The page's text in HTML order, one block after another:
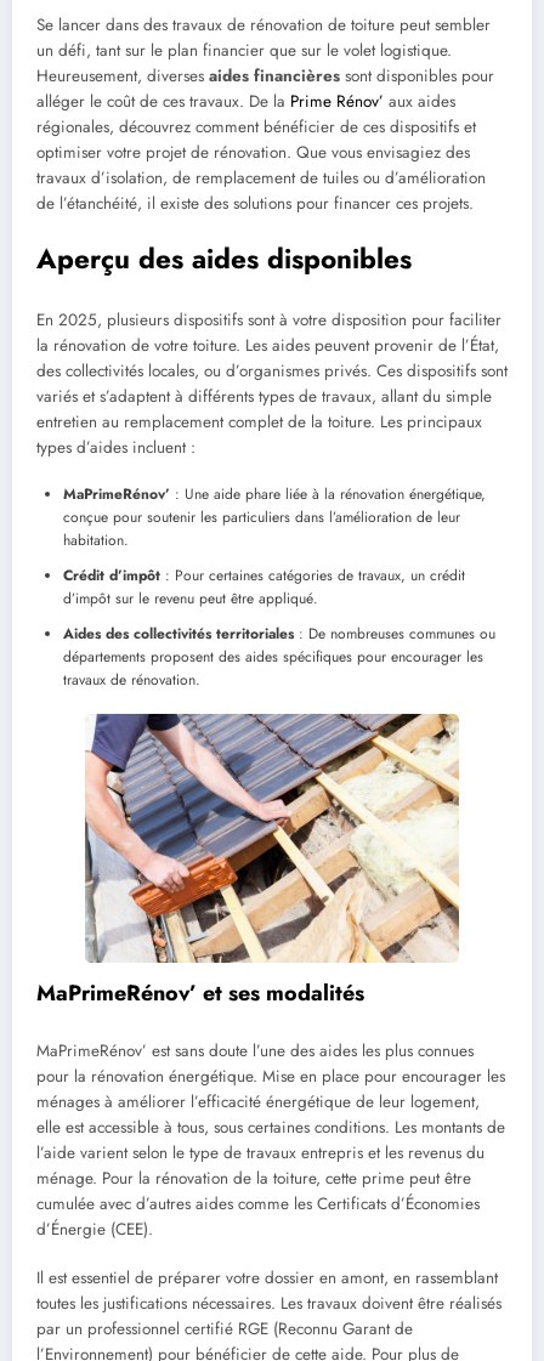
Se lancer dans des travaux de rénovation de toiture peut sembler
un défi, tant sur le plan financier que sur le volet logistique.
Heureusement, diverses aides financières sont disponibles pour
alléger le coût de ces travaux. De la Prime Rénov’ aux aides
régionales, découvrez comment bénéficier de ces dispositifs et
optimiser votre projet de rénovation. Que vous envisagiez des
travaux d’isolation, de remplacement de tuiles ou d’amélioration
de l’étanchéité, il existe des solutions pour financer ces projets.
Aperçu des aides disponibles
En 2025, plusieurs dispositifs sont à votre disposition pour faciliter
la rénovation de votre toiture. Les aides peuvent provenir de l’État,
des collectivités locales, ou d’organismes privés. Ces dispositifs sont
variés et s’adaptent à différents types de travaux, allant du simple
entretien au remplacement complet de la toiture. Les principaux
types d’aides incluent :
MaPrimeRénov’ : Une aide phare liée à la rénovation énergétique,
conçue pour soutenir les particuliers dans l’amélioration de leur
habitation.
Crédit d’impôt : Pour certaines catégories de travaux, un crédit
d’impôt sur le revenu peut être appliqué.
Aides des collectivités territoriales: De nombreuses communes ou
départements proposent des aides spécifiques pour encourager les
travaux de rénovation.
MaPrimeRénov’ et ses modalités
MaPrimeRénov’ est sans doute l’une des aides les plus connues
pour la rénovation énergétique. Mise en place pour encourager les
ménages à améliorer l’efficacité énergétique de leur logement,
elle est accessible à tous, sous certaines conditions. Les montants de
l’aide varient selon le type de travaux entrepris et les revenus du
ménage. Pour la rénovation de la toiture, cette prime peut être
cumulée avec d’autres aides comme les Certificats d’Économies
d’Énergie (CEE).
Il est essentiel de préparer votre dossier en amont, en rassemblant
toutes les justifications nécessaires. Les travaux doivent être réalisés
par un professionnel certifié RGE (Reconnu Garant de
l’Environnement) pour bénéficier de cette aide. Pour plus de